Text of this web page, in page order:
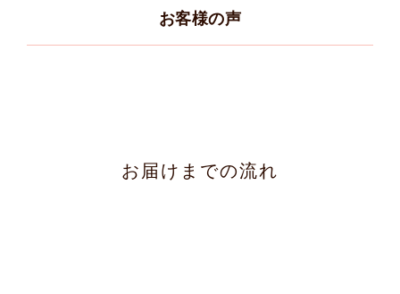
お客様の声
お届けまでの流れ